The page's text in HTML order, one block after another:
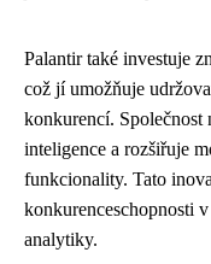
Palantir také investuje
což jí umožňuje
konkurencí. Společnost
inteligence a rozšiřuje
funkcionality. Tato
konkurenceschopnosti
analytiky.